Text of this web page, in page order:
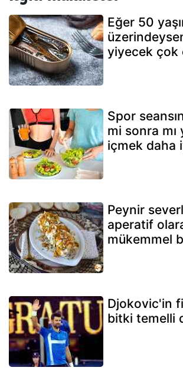
Eğer 50
yiyecek çok
Spor
mi sonra mı
içmek daha
Peynir
aperatif
mükemmel
Djokovic'in
bitki temelli